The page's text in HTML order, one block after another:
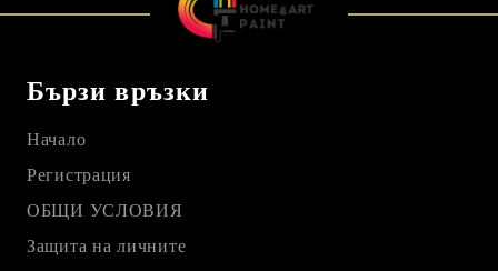
Бързи връзки
Начало
Регистрация
ОБЩИ УСЛОВИЯ
Защита на личните